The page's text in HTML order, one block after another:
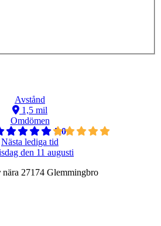
Avstånd
1,5 mil
Omdömen
5,0
Nästa lediga tid
den 11 augusti
nära 27174 Glemmingbro